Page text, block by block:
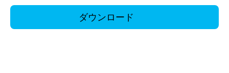
ダウンロード